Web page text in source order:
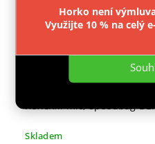
Horko není
Využijte 10 % na celý
Reflexní míč, speedbag
Skladem